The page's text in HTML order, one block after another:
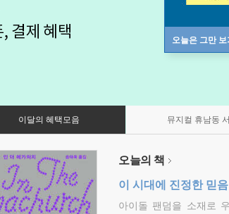
오늘은 그만 보
이달의 혜택모음 뮤지컬 휴남동
오늘의 책
이 시대에 진정한 믿
아이돌 팬덤을 소재로